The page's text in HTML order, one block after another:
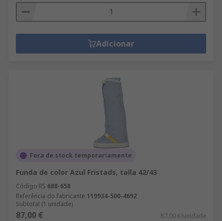
Adicionar
Fora de stock temporariamente
Funda de color Azul Fristads, talla 42/43
Código RS 688-658
Referência do fabricante 119934-500-4692
Subtotal (1 unidade)
87,00 € 87,00 €/unidade